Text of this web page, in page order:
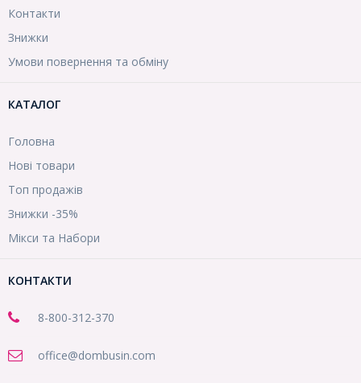
Контакти
Знижки
Умови повернення та обміну
КАТАЛОГ
Головна
Нові товари
Топ продажів
Знижки -35%
Мікси та Набори
КОНТАКТИ
8-800-312-370
office@dombusin.com